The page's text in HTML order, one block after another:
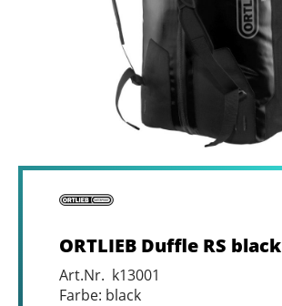
ORTLIEB Duffle RS black
Art.Nr. k13001
Farbe: black